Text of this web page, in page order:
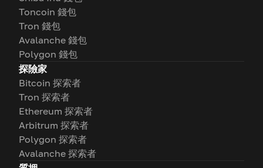
Toncoin 錢包
Tron 錢包
Avalanche 錢包
Polygon 錢包
探險家
Bitcoin 探索者
Tron 探索者
Ethereum 探索者
Arbitrum 探索者
Polygon 探索者
Avalanche 探索者